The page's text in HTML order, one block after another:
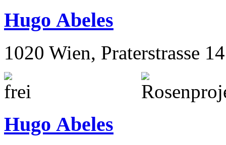
Hugo Abeles
1020 Wien, Praterstrasse 14
Hugo Abeles